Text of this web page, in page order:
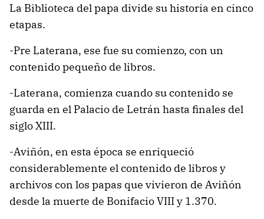
La Biblioteca del papa divide su historia en cinco
etapas.
-Pre Laterana, ese fue su comienzo, con un
contenido pequeño de libros.
-Laterana, comienza cuando su contenido se
guarda en el Palacio de Letrán hasta finales del
siglo XIII.
-Aviñón, en esta época se enriqueció
considerablemente el contenido de libros y
archivos con los papas que vivieron de Aviñón
desde la muerte de Bonifacio VIII y 1.370.